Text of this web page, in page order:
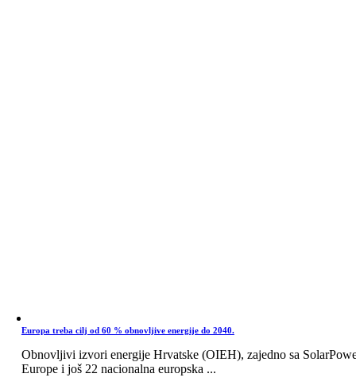
Europa treba cilj od 60 % obnovljive energije do 2040.
Obnovljivi izvori energije Hrvatske (OIEH), zajedno sa
Europe i još 22 nacionalna europska ...